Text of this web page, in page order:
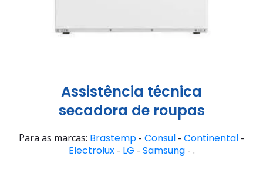
Assistência técnica
secadora de roupas
Para as marcas: Brastemp - Consul - Continental -
Electrolux- LG - Samsung- .